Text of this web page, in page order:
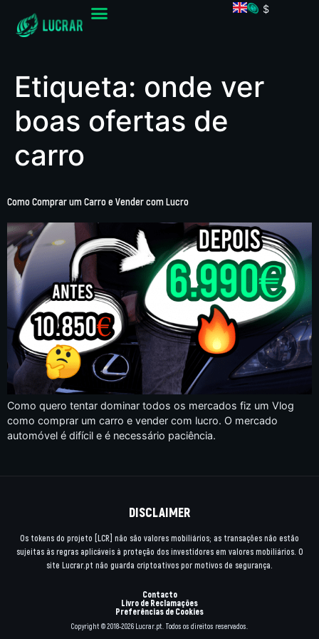
$
Etiqueta: onde ver
boas ofertas de
carro
Como Comprar um Carro e Vender com Lucro
Como quero tentar dominar todos os mercados fiz um Vlog
como comprar um carro e vender com lucro. O mercado
automóvel é difícil e é necessário paciência.
DISCLAIMER
Os tokens do projeto [LCR] não são valores mobiliários; as transações não estão
sujeitas às regras aplicáveis à proteção dos investidores em valores mobiliários. O
site Lucrar.pt não guarda criptoativos por motivos de segurança.
Contacto
Livro de Reclamações
Preferências de Cookies
Copyright © 2018-2026 Lucrar.pt. Todos os direitos reservados.